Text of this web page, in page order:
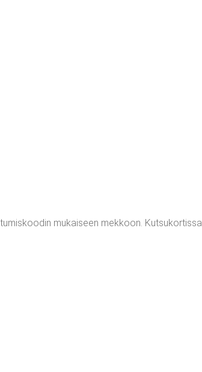
mukaiseen mekkoon. Kutsukortissa